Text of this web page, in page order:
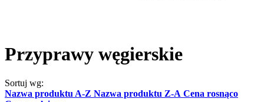
Przyprawy węgierskie
Sortuj wg:
Nazwa produktu A-Z Nazwa produktu Z-A Cena rosnąco